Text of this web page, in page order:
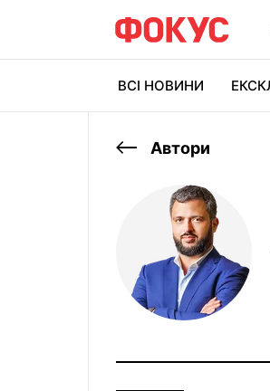
ВСІ НОВИНИ
Автори